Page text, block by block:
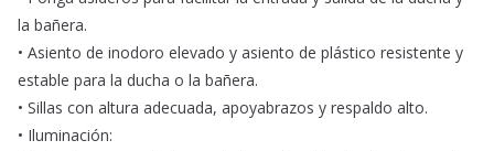
la bañera.
• Asiento de inodoro elevado y asiento de plástico resistente y
estable para la ducha o la bañera.
• Sillas con altura adecuada, apoyabrazos y respaldo alto.
• Iluminación: